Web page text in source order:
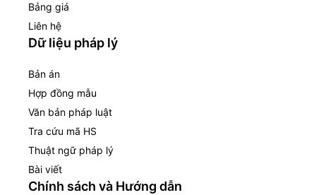
Bảng giá
Liên hệ
Dữ liệu pháp lý
Bản án
Hợp đồng mẫu
Văn bản pháp luật
Tra cứu mã HS
Thuật ngữ pháp lý
Bài viết
Chính sách và Hướng dẫn